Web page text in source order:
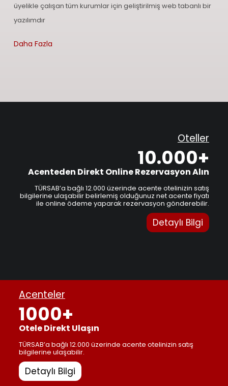
üyelikle çalışan tüm kurumlar için geliştirilmiş web tabanlı bir
yazılımdır
Daha Fazla
Oteller
10.000+
Acenteden Direkt Online Rezervasyon Alın
TÜRSAB’a bağlı 12.000 üzerinde acente otelinizin satış
bilgilerine ulaşabilir belirlemiş olduğunuz net acente fiyatı
ile online ödeme yaparak rezervasyon gönderebilir.
Detaylı Bilgi
Acenteler
1000+
Otele Direkt Ulaşın
TÜRSAB’a bağlı 12.000 üzerinde acente otelinizin satış
bilgilerine ulaşabilir.
Detaylı Bilgi